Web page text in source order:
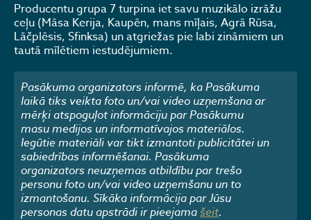
Producentu grupa 7 turpina iet savu muzikālo izrāžu
ceļu (Māsa Kerija, Kaupēn, mans mīļais, Agrā Rūsa,
Lāčplēsis, Sfinksa) un atgriežas pie labi zināmiem un
tautā mīlētiem iestudējumiem.
Pasākuma organizators informē, ka Pasākuma
laikā tiks veikta foto un/vai video uzņemšana ar
mērķi atspoguļot informāciju par Pasākumu
masu medijos un informatīvajos materiālos.
Iegūtie materiāli var tikt izmantoti publicitātei un
sabiedrības informēšanai. Pasākuma
organizators neuzņemas atbildību par trešo
personu foto un/vai video uzņemšanu un to
izmantošanu. Sīkāka informācija par Jūsu
personas datu apstrādi ir pieejamašeit.